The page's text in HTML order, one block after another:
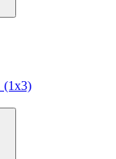
(1х3)